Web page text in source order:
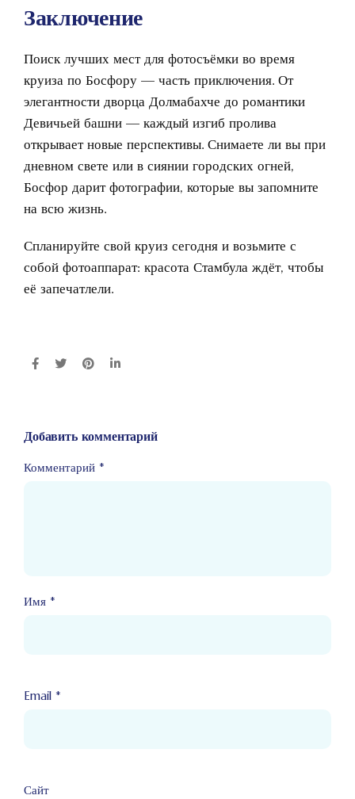
Заключение
Поиск лучших мест для фотосъёмки во время
круиза по Босфору — часть приключения. От
элегантности дворца Долмабахче до романтики
Девичьей башни — каждый изгиб пролива
открывает новые перспективы. Снимаете ли вы при
дневном свете или в сиянии городских огней,
Босфор дарит фотографии, которые вы запомните
на всю жизнь.
Спланируйте свой круиз сегодня и возьмите с
собой фотоаппарат: красота Стамбула ждёт, чтобы
её запечатлели.
Добавить комментарий
Комментарий *
Имя *
Email *
Сайт